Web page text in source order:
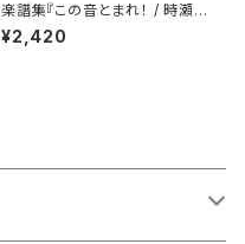
楽譜集『この音とまれ！ / 時瀬高
等学校箏曲部』
¥2,420